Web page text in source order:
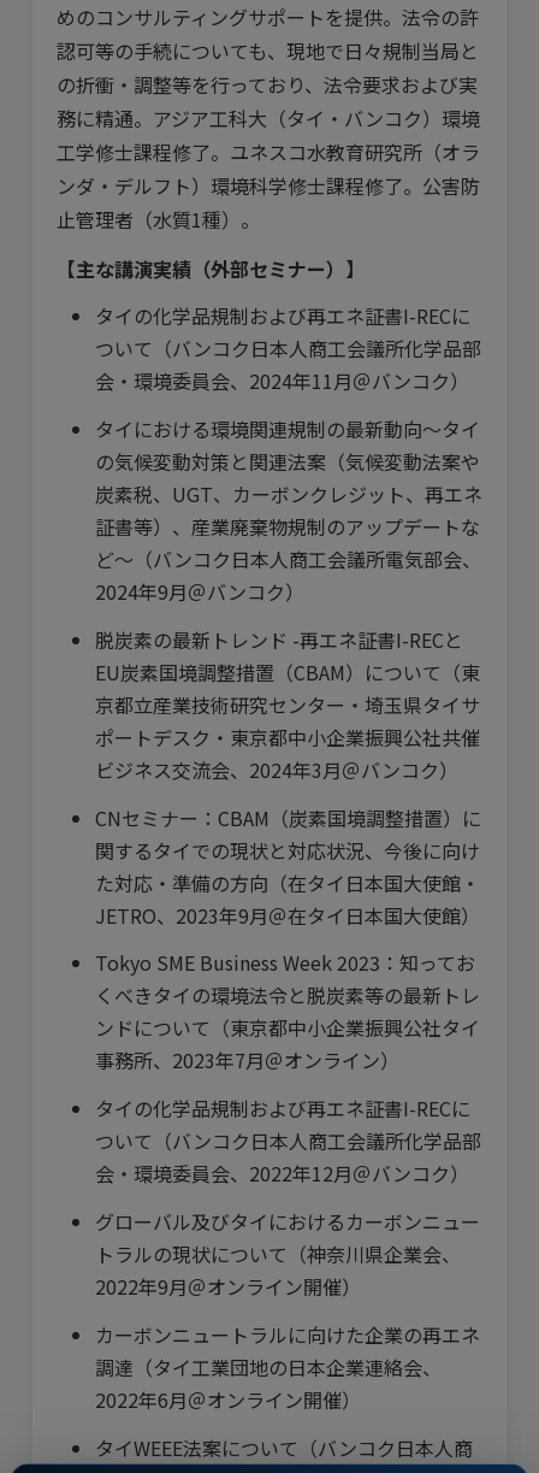
めのコンサルティングサポートを提供。法令の許
認可等の手続についても、現地で日々規制当局と
の折衝・調整等を行っており、法令要求および実
務に精通。アジア工科大（タイ・バンコク）環境
工学修士課程修了。ユネスコ水教育研究所（オラ
ンダ・デルフト）環境科学修士課程修了。公害防
止管理者（水質1種）。
【主な講演実績（外部セミナー）】
タイの化学品規制および再エネ証書I-RECに
ついて（バンコク日本人商工会議所化学品部
会・環境委員会、2024年11月＠バンコク）
タイにおける環境関連規制の最新動向～タイ
の気候変動対策と関連法案（気候変動法案や
炭素税、UGT、カーボンクレジット、再エネ
証書等）、産業廃棄物規制のアップデートな
ど～（バンコク日本人商工会議所電気部会、
2024年9月＠バンコク）
脱炭素の最新トレンド -再エネ証書I-RECと
EU炭素国境調整措置（CBAM）について（東
京都立産業技術研究センター・埼玉県タイサ
ポートデスク・東京都中小企業振興公社共催
ビジネス交流会、2024年3月＠バンコク）
CNセミナー：CBAM（炭素国境調整措置）に
関するタイでの現状と対応状況、今後に向け
た対応・準備の方向（在タイ日本国大使館・
JETRO、2023年9月＠在タイ日本国大使館）
Tokyo SME Business Week 2023：知ってお
くべきタイの環境法令と脱炭素等の最新トレ
ンドについて（東京都中小企業振興公社タイ
事務所、2023年7月＠オンライン）
タイの化学品規制および再エネ証書I-RECに
ついて（バンコク日本人商工会議所化学品部
会・環境委員会、2022年12月＠バンコク）
グローバル及びタイにおけるカーボンニュー
トラルの現状について（神奈川県企業会、
2022年9月＠オンライン開催）
カーボンニュートラルに向けた企業の再エネ
調達（タイ工業団地の日本企業連絡会、
2022年6月＠オンライン開催）
タイWEEE法案について（バンコク日本人商